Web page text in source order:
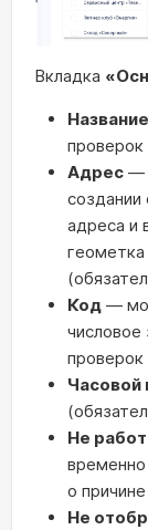
Вкладка
Название
проверок
Адрес —
адреса и
геометка
Код —
числовое
проверок
Часовой
Не
о причине
Не